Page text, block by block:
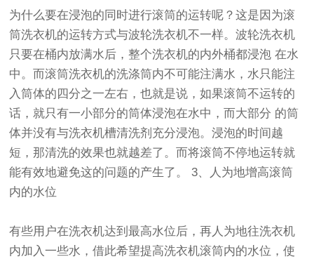
为什么要在浸泡的同时进行滚筒的运转呢？这是因为滚
筒洗衣机的运转方式与波轮洗衣机不一样。波轮洗衣机
只要在桶内放满水后，整个洗衣机的内外桶都浸泡 在水
中。而滚筒洗衣机的洗涤筒内不可能注满水，水只能注
入筒体的四分之一左右，也就是说，如果滚筒不运转的
话，就只有一小部分的筒体浸泡在水中，而大部分 的筒
体并没有与洗衣机槽清洗剂充分浸泡。浸泡的时间越
短，那清洗的效果也就越差了。而将滚筒不停地运转就
能有效地避免这的问题的产生了。 3、人为地增高滚筒
内的水位
有些用户在洗衣机达到最高水位后，再人为地往洗衣机
内加入一些水，借此希望提高洗衣机滚筒内的水位，使